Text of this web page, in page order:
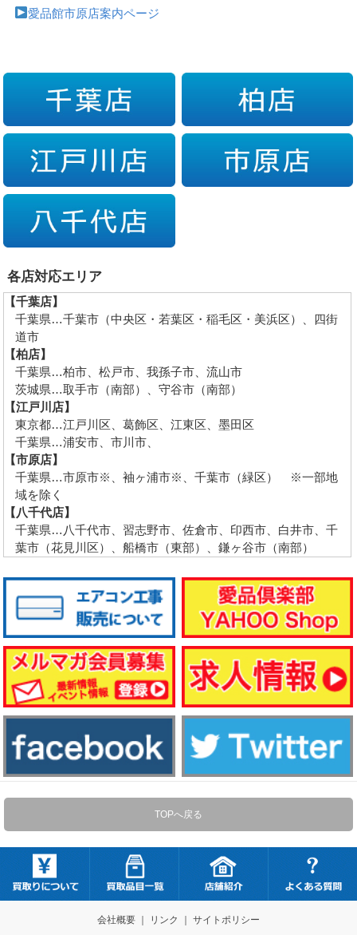
愛品館市原店案内ページ
各店対応エリア
【千葉店】
千葉県…千葉市（中央区・若葉区・稲毛区・美浜区）、四街
道市
【柏店】
千葉県…柏市、松戸市、我孫子市、流山市
茨城県…取手市（南部）、守谷市（南部）
【江戸川店】
東京都…江戸川区、葛飾区、江東区、墨田区
千葉県…浦安市、市川市、
【市原店】
千葉県…市原市※、袖ヶ浦市※、千葉市（緑区） ※一部地
域を除く
【八千代店】
千葉県…八千代市、習志野市、佐倉市、印西市、白井市、千
葉市（花見川区）、船橋市（東部）、鎌ヶ谷市（南部）
TOPへ戻る
会社概要｜ リンク サイトポリシー